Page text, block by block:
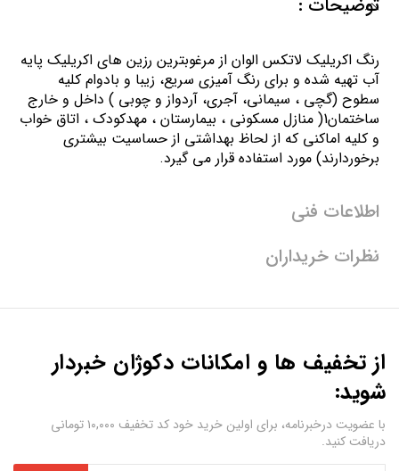
توضیحات :
رنگ اكريليك لاتكس الوان از مرغوبترين رزين هاي اكريليك پايه
آب تهيه شده و برای رنگ آمیزی سریع، زیبا و بادوام کلیه
سطوح (گچی ، سیمانی، آجری، آردواز و چوبی ) داخل و خارج
ساختمان1( منازل مسكوني ، بيمارستان ، مهدكودك ، اتاق خواب
و كليه اماكني كه از لحاظ بهداشتي از حساسيت بيشتري
برخوردارند) مورد استفاده قرار می گیرد.
اطلاعات فنی
نظرات خریداران
از تخفیف ها و امکانات دکوژان خبردار
شوید:
با عضویت درخبرنامه، برای اولین خرید خود کد تخفیف ۱۰,۰۰۰ تومانی
دریافت کنید.